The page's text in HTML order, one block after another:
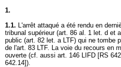
1.
1.1. L'arrêt attaqué a été rendu en
tribunal supérieur (art. 86 al. 1 let. d et
public (art. 82 let. a LTF) qui ne tombe
de l'art. 83 LTF. La voie du recours en
ouverte (cf. aussi art. 146 LIFD [RS
642.14]).